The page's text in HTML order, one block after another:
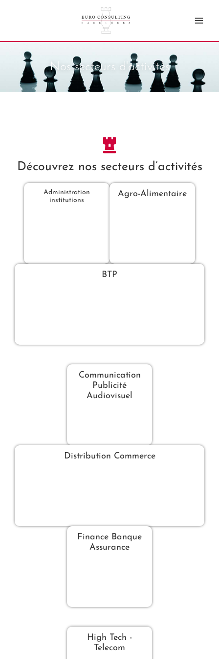
Nos secteurs d'activités
Découvrez nos secteurs d’activités
Administration
institutions
Agro-Alimentaire
BTP
Communication
Publicité
Audiovisuel
Distribution Commerce
Finance Banque
Assurance
High Tech -
Telecom